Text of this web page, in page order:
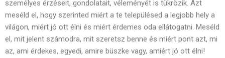
személyes érzéseit, gondolatait, véleményét is tükrözik. Azt
meséld el, hogy szerinted miért a te településed a legjobb hely a
világon, miért jó ott élni és miért érdemes oda ellátogatni. Meséld
el, mit jelent számodra, mit szeretsz benne és miért pont azt, mi
az, ami érdekes, egyedi, amire büszke vagy, amiért jó ott élni!